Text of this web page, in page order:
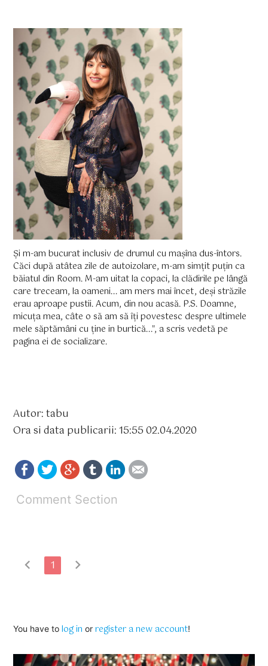
Și m-am bucurat inclusiv de drumul cu mașîna dus-întors.
Căci după atâtea zile de autoizolare, m-am simțit puțin ca
băiatul din Room. M-am uitat la copaci, la clădirile pe lângă
care treceam, la oameni... am mers mai încet, deși străzile
erau aproape pustii. Acum, din nou acasă. P.S. Doamne,
micuța mea, câte o să am să îți povestesc despre ultimele
mele săptămâni cu ține in burtică...", a scris vedetă pe
pagina ei de socializare.
Autor: tabu
Ora si data publicarii: 15:55 02.04.2020
Comment Section
chevron_left 1 chevron_right
You have to log in orregister a new account!